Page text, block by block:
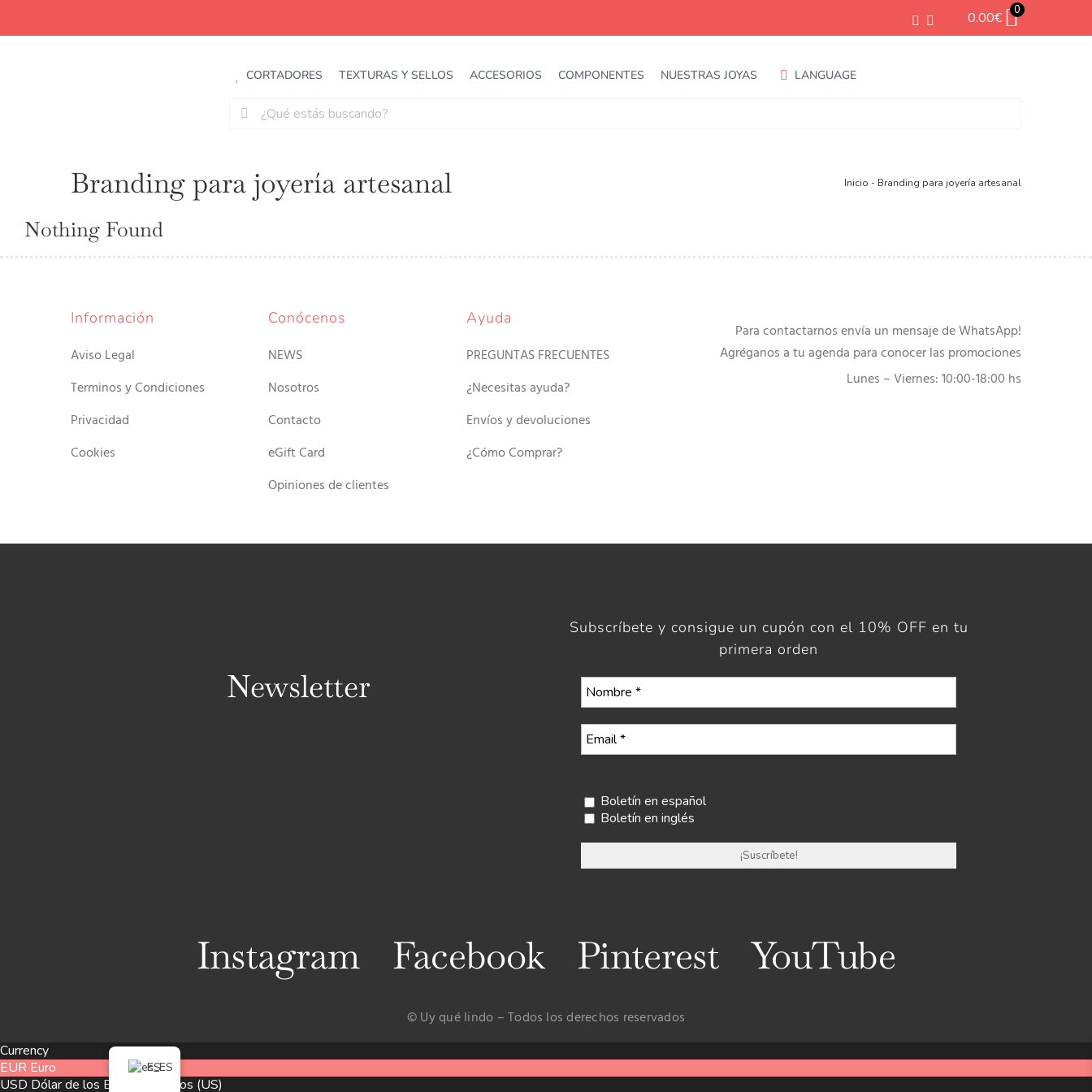
contenido
0.00€ 0
CORTADORES TEXTURAS Y SELLOS ACCESORIOS COMPONENTES NUESTRAS JOYAS LANGUAGE
Buscar:
Branding para joyería artesanal Inicio - Branding para joyería artesanal
Nothing Found
Información
Aviso Legal
Terminos y Condiciones
Privacidad
Cookies
Conócenos
NEWS
Nosotros
Contacto
eGift Card
Opiniones de clientes
Ayuda
PREGUNTAS FRECUENTES
¿Necesitas ayuda?
Envíos y devoluciones
¿Cómo Comprar?
Para contactarnos envía un mensaje de WhatsApp!
Agréganos a tu agenda para conocer las promociones
Lunes – Viernes: 10:00-18:00 hs
Newsletter
Subscríbete y consigue un cupón con el 10% OFF en tu
primera orden
Boletín en español
Boletín en inglés
Instagram Facebook Pinterest YouTube
© Uy qué lindo – Todos los derechos reservados
ES
Currency
EUR Euro
USD Dólar de los Estados Unidos (US)